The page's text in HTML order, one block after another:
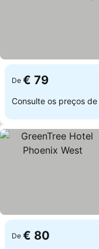
De € 79
Consulte os preços de
De € 80